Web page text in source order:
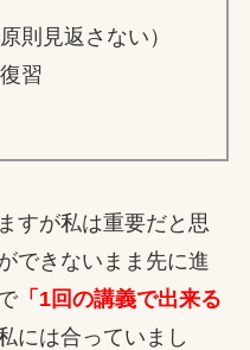
則見返さない）
習
すが私は重要だと思
できないまま先に進
「1回の講義で出来る
には合っていまし